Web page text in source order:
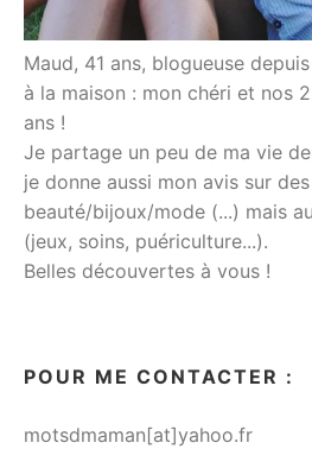
Maud, 41 ans, blogueuse
à la maison : mon chéri et nos
ans !
Je partage un peu de ma vie
je donne aussi mon avis sur
beauté/bijoux/mode (...) mais
(jeux, soins, puériculture...).
Belles découvertes à vous !
POUR ME CONTACTER :
motsdmaman[at]yahoo.fr